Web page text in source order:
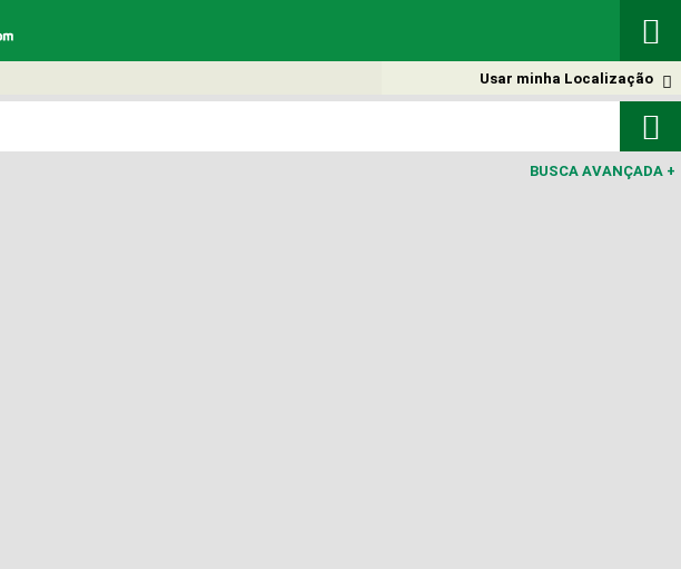


Usar minha Localização

BUSCA AVANÇADA +